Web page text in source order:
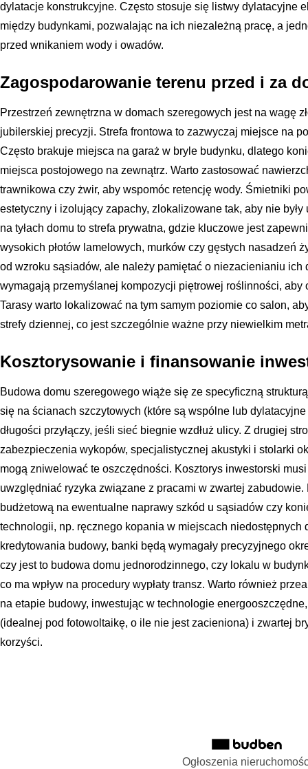
dylatacje konstrukcyjne. Często stosuje się listwy dylatacyjne
między budynkami, pozwalając na ich niezależną pracę, a
przed wnikaniem wody i owadów.
Zagospodarowanie terenu przed i za
Przestrzeń zewnętrzna w domach szeregowych jest na wagę
jubilerskiej precyzji. Strefa frontowa to zazwyczaj miejsce na
Często brakuje miejsca na garaż w bryle budynku, dlatego
miejsca postojowego na zewnątrz. Warto zastosować
trawnikowa czy żwir, aby wspomóc retencję wody. Śmietniki
estetyczny i izolujący zapachy, zlokalizowane tak, aby nie
na tyłach domu to strefa prywatna, gdzie kluczowe jest
wysokich płotów lamelowych, murków czy gęstych nasadzeń
od wzroku sąsiadów, ale należy pamiętać o niezacienianiu ich
wymagają przemyślanej kompozycji piętrowej roślinności, aby
Tarasy warto lokalizować na tym samym poziomie co salon,
strefy dziennej, co jest szczególnie ważne przy niewielkim
Kosztorysowanie i finansowanie
Budowa domu szeregowego wiąże się ze specyficzną
się na ścianach szczytowych (które są wspólne lub
długości przyłączy, jeśli sieć biegnie wzdłuż ulicy. Z drugiej
zabezpieczenia wykopów, specjalistycznej akustyki i stolarki
mogą zniwelować te oszczędności. Kosztorys inwestorski
uwzględniać ryzyka związane z pracami w zwartej
budżetową na ewentualne naprawy szkód u sąsiadów czy
technologii, np. ręcznego kopania w miejscach niedostępnych
kredytowania budowy, banki będą wymagały precyzyjnego
czy jest to budowa domu jednorodzinnego, czy lokalu w
co ma wpływ na procedury wypłaty transz. Warto również
na etapie budowy, inwestując w technologie
(idealnej pod fotowoltaikę, o ile nie jest zacieniona) i zwartej
korzyści.
Ogłoszenia